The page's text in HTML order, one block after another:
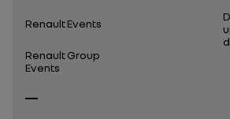
Renault Events
Renault Group
Events